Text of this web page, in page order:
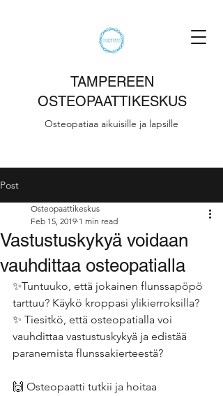
TAMPEREEN
OSTEOPAATTIKESKUS
Osteopatiaa aikuisille ja lapsille
Post
Vastustuskykyä voidaan
vauhdittaa osteopatialla
Osteopaattikeskus
Feb 15, 2019 1 min read
✨Tuntuuko, että jokainen flunssapöpö
tarttuu? Käykö kroppasi ylikierroksilla?
✨ Tiesitkö, että osteopatialla voi
vauhdittaa vastustuskykyä ja edistää
paranemista flunssakierteestä?
🙌 Osteopaatti tutkii ja hoitaa